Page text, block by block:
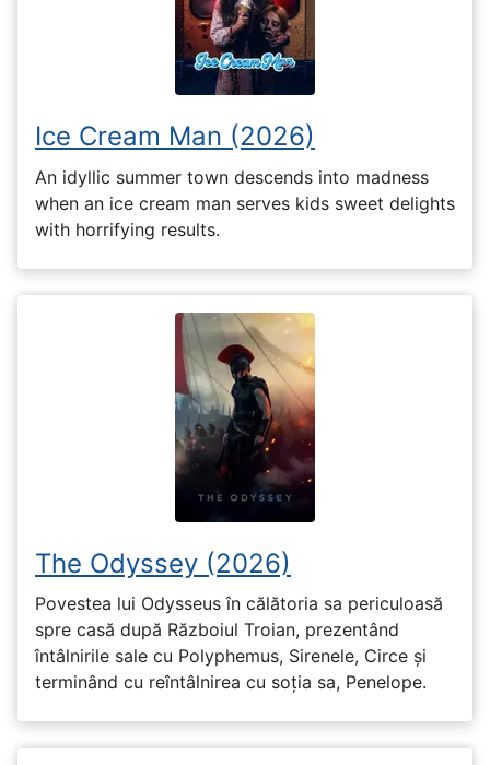
Ice Cream Man (2026)
An idyllic summer town descends into madness
when an ice cream man serves kids sweet delights
with horrifying results.
The Odyssey (2026)
Povestea lui Odysseus în călătoria sa periculoasă
spre casă după Războiul Troian, prezentând
întâlnirile sale cu Polyphemus, Sirenele, Circe și
terminând cu reîntâlnirea cu soția sa, Penelope.